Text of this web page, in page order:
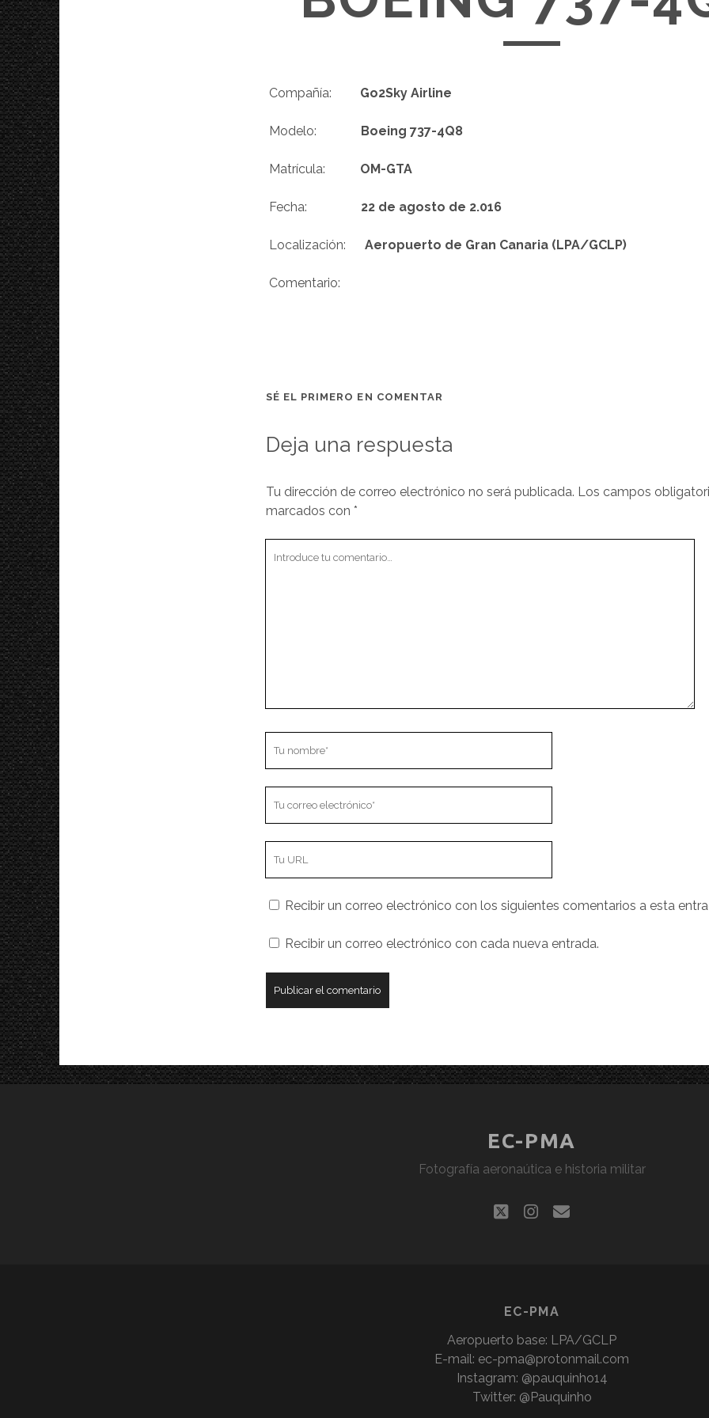
Compañía: Go2Sky Airline
Modelo: Boeing 737-4Q8
Matrícula: OM-GTA
Fecha: 22 de agosto de 2.016
Localización:Aeropuerto de Gran Canaria (LPA/GCLP)
Comentario:
SÉ EL PRIMERO EN COMENTAR
Deja una respuesta
Tu dirección de correo electrónico no será publicada. Los campos
marcados con *
sitioRecibir un correo electrónico con los siguientes comentarios a esta
Recibir un correo electrónico con cada nueva entrada.
EC-PMA
Fotografía aeronaútica e historia militar
twitterinstagram
correo
EC-PMA
Aeropuerto base: LPA/GCLP
E-mail: ec-pma@protonmail.com
Instagram: @pauquinho14
Twitter: @Pauquinho